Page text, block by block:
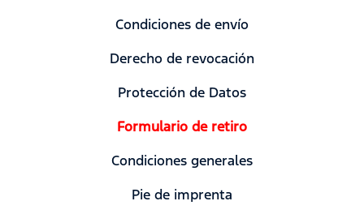
Condiciones de envío
Derecho de revocación
Protección de Datos
Formulario de retiro
Condiciones generales
Pie de imprenta